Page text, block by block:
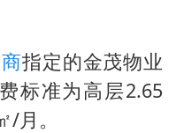
指定的金茂物业
标准为高层2.65
月。